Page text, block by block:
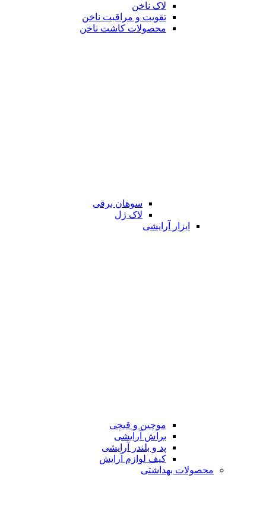
لاک ناخن
تقویت و مراقبت ناخن
محصولات کاشت ناخن
سوهان برقی
لاک ژل
ابزار آرایشی
موچین و قیچی
براش آرایشی
پد و بلندر آرایشی
کیف لوازم آرایش
محصولات بهداشتی